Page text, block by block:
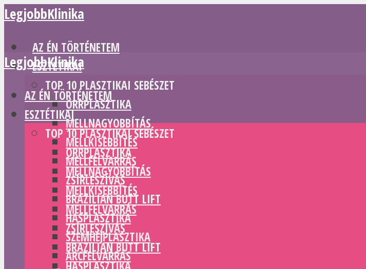
LegjobbKlinika
AZ ÉN TÖRTÉNETEM
ESZTÉTIKAI
TOP 10 PLASZTIKAI SEBÉSZET
ORRPLASZTIKA
MELLNAGYOBBÍTÁS
MELLKISEBBÍTÉS
MELLFELVARRÁS
ZSÍRLESZÍVÁS
BRAZILIAN BUTT LIFT
HASPLASZTIKA
SZEMHÉJPLASZTIKA
ARCFELVARRÁS
LegjobbKlinika
AZ ÉN TÖRTÉNETEM
ESZTÉTIKAI
TOP 10 PLASZTIKAI SEBÉSZET
ORRPLASZTIKA
MELLNAGYOBBÍTÁS
MELLKISEBBÍTÉS
MELLFELVARRÁS
ZSÍRLESZÍVÁS
BRAZILIAN BUTT LIFT